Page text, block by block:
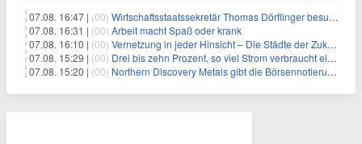
07.08. 16:47 | (00) Wirtschaftsstaatssekretär Thomas Dörflinger besucht Handwerksbetrieb im Kammerbezirk Freiburg
07.08. 16:31 | (00) Arbeit macht Spaß oder krank
07.08. 16:10 | (00) Vernetzung in jeder Hinsicht – Die Städte der Zukunft sind grün-blau
07.08. 15:29 | (00) Drei bis zehn Prozent, so viel Strom verbraucht ein Aufzug im Gebäude
07.08. 15:20 | (00) Northern Discovery Metals gibt die Börsennotierung an der Frankfurter Wertpapierbörse bekannt